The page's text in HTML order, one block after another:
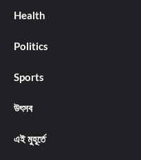
Health
Politics
Sports
উৎসব
এই মুহূর্তে